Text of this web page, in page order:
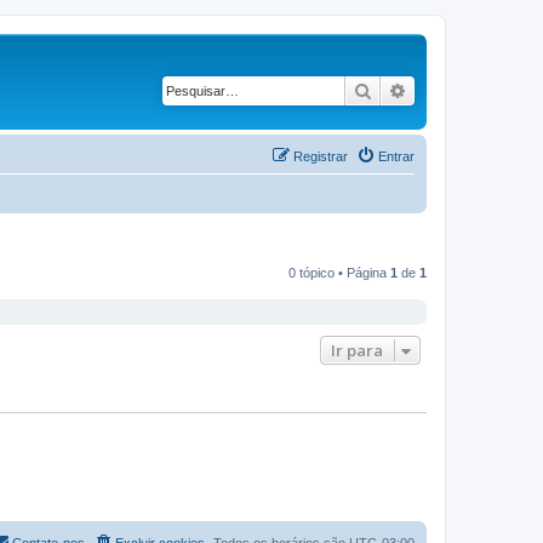
Pesquisar
Entrar
Registrar
0 tópico • Página 1 de 1
Ir para